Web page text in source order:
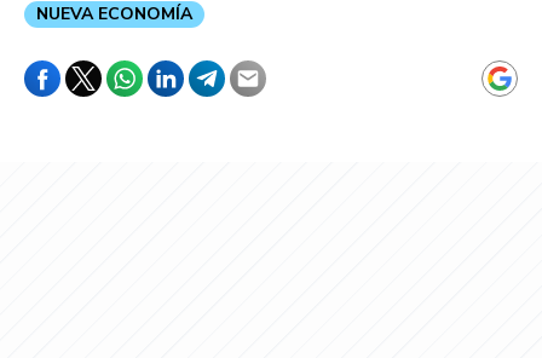
NUEVA ECONOMÍA